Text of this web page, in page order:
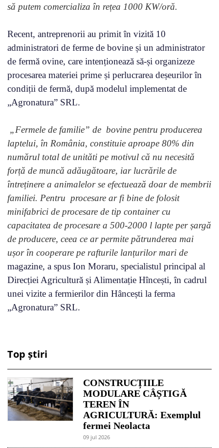
să putem comercializa în rețea 1000 KW/oră.
Recent, antreprenorii au primit în vizită 10
administratori de ferme de bovine și un administrator
de fermă ovine, care intenționează să-și organizeze
procesarea materiei prime și perlucrarea deșeurilor în
condiții de fermă, după modelul implementat de
„Agronatura” SRL.
„Fermele de familie” de bovine pentru producerea
laptelui, în România, constituie aproape 80% din
numărul total de unităti pe motivul că nu necesită
forță de muncă adăugătoare, iar lucrările de
întreținere a animalelor se efectuează doar de membrii
familiei. Pentru procesare ar fi bine de folosit
minifabrici de procesare de tip container cu
capacitatea de procesare a 500-2000 l lapte per șargă
de producere, ceea ce ar permite pătrunderea mai
ușor în cooperare pe rafturile lanțurilor mari de
magazine, a spus Ion Moraru, specialistul principal al
Direcției Agricultură și Alimentație Hîncești, în cadrul
unei vizite a fermierilor din Hâncești la ferma
„Agronatura” SRL.
Top știri
CONSTRUCȚIILE
MODULARE CÂȘTIGĂ
TEREN ÎN
AGRICULTURĂ: Exemplul
fermei Neolacta
09 jul 2026